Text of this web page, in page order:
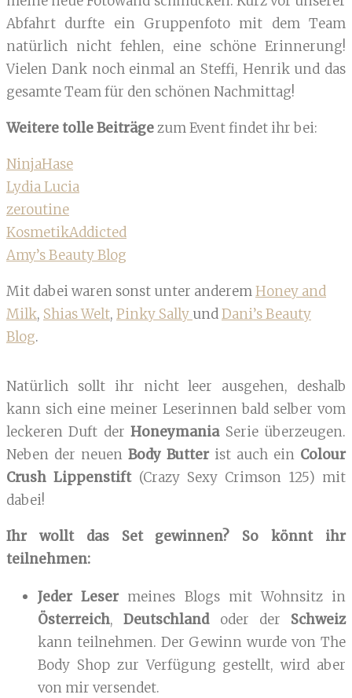
Abfahrt durfte ein Gruppenfoto mit dem Team
natürlich nicht fehlen, eine schöne Erinnerung!
Vielen Dank noch einmal an Steffi, Henrik und das
gesamte Team für den schönen Nachmittag!
Weitere tolle Beiträgezum Event findet ihr bei:
NinjaHase
Lydia Lucia
zeroutine
KosmetikAddicted
Amy’s Beauty Blog
Mit dabei waren sonst unter anderemHoney and
Milk, Shias Welt, Pinky Sally undDani’s Beauty
Blog.
Natürlich sollt ihr nicht leer ausgehen, deshalb
kann sich eine meiner Leserinnen bald selber vom
leckeren Duft derHoneymaniaSerie überzeugen.
Neben der neuen Body Butterist auch ein Colour
Crush Lippenstift(Crazy Sexy Crimson 125) mit
dabei!
Ihr wollt das Set gewinnen? So könnt ihr
teilnehmen:
Jeder Lesermeines Blogs mit Wohnsitz in
Österreich, Deutschlandoder der Schweiz
kann teilnehmen. Der Gewinn wurde von The
Body Shop zur Verfügung gestellt, wird aber
von mir versendet.